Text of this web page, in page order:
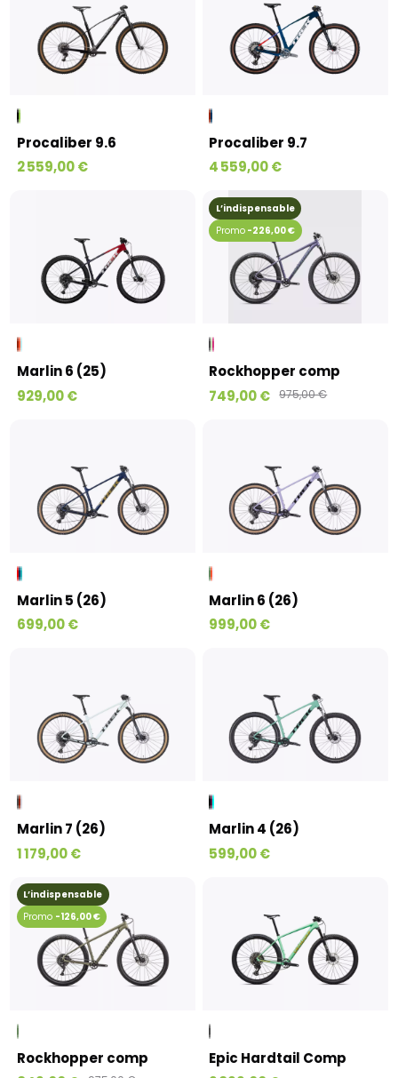
Procaliber 9.6
2 559,00 €
Procaliber 9.7
4 559,00 €
Marlin 6 (25)
929,00 €
L’indispensable
-226,00 €
Rockhopper comp
749,00 €
975,00 €
Marlin 5 (26)
699,00 €
Marlin 6 (26)
999,00 €
Marlin 7 (26)
1 179,00 €
Marlin 4 (26)
599,00 €
L’indispensable
-126,00 €
Rockhopper comp
Epic Hardtail Comp